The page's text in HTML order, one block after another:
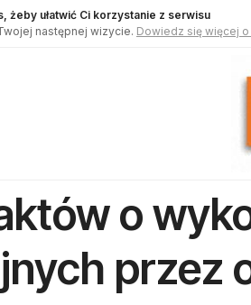
żeby ułatwić Ci korzystanie z serwisu
następnej wizycie. Dowiedz się więcej
o
przez